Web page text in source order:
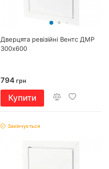
Дверцята ревізійні Вентс ДМР
300х600
794 грн
Купити
Закінчується